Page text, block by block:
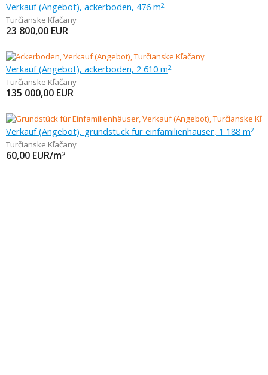
Verkauf (Angebot), ackerboden, 476 m2
Turčianske Kľačany
23 800,00 EUR
Verkauf (Angebot), ackerboden, 2 610 m2
Turčianske Kľačany
135 000,00 EUR
Verkauf (Angebot), grundstück für einfamilienhäuser, 1 188 m2
Turčianske Kľačany
60,00 EUR/m2